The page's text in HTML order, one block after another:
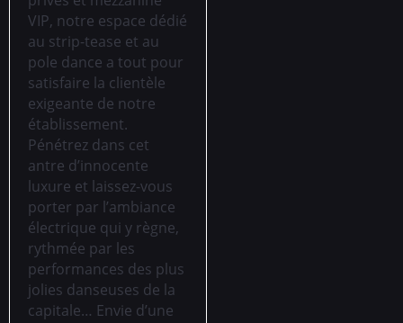
VIP, notre espace dédié
au strip-tease et au
pole dance a tout pour
satisfaire la clientèle
exigeante de notre
établissement.
Pénétrez dans cet
antre d’innocente
luxure et laissez-vous
porter par l’ambiance
électrique qui y règne,
rythmée par les
performances des plus
jolies danseuses de la
capitale… Envie d’une